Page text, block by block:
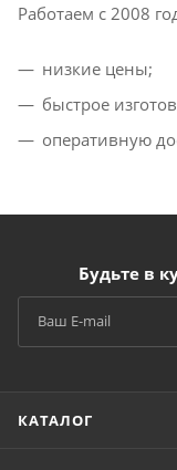
Работаем с 2008
низкие цены;
быстрое
оперативную
Будьте в
КАТАЛОГ